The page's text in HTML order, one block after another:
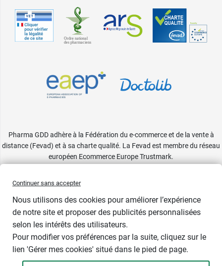
Pharma GDD adhère à la Fédération du e-commerce et de la vente à
distance (Fevad) et à sa charte qualité. La Fevad est membre du réseau
européen Ecommerce Europe Trustmark.
Continuer sans accepter
Nous utilisons des cookies pour améliorer l’expérience
de notre site et proposer des publicités personnalisées
selon les intérêts des utilisateurs.
Pour modifier vos préférences par la suite, cliquez sur le
lien 'Gérer mes cookies' situé dans le pied de page.